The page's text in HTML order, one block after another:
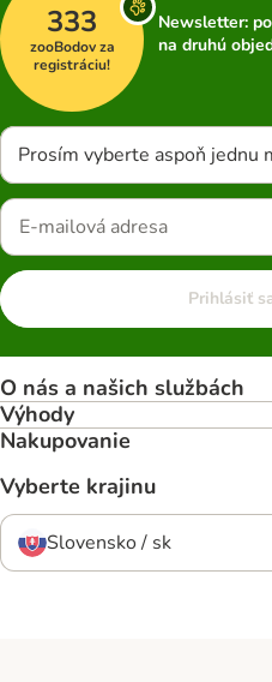
333
zooBodov za
registráciu!
Newsletter:
na druhú
Prosím vyberte aspoň jednu
Prihlásiť
O nás a našich službách
Výhody
Nakupovanie
Vyberte krajinu
Slovensko / sk